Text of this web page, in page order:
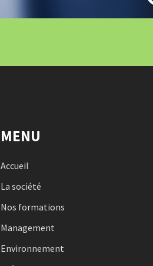
MENU
Accueil
La société
Nos formations
Management
Environnement